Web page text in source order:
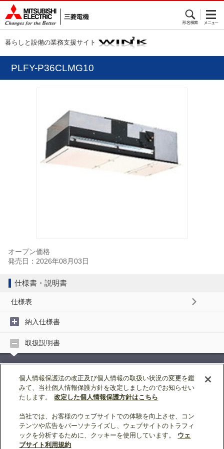
暮らしと設備の業務支援サイト
PLFY-P36CLMG10
オープン価格
発売日：2026年08月03日
仕様書・説明書
仕様表
納入仕様書
取扱説明書
据付工事説明書
ページトップへ戻る
表示モード：
個人情報保護法の改正及び個人情報の取扱い状況の変更を鑑
みて、当社個人情報保護方針を改定しましたのでお知らせい
たします。
改定した個人情報保護方針はこちら
当社では、お客様のウェブサイトでの体験を向上させ、コン
テンツや広告をパーソナライズし、ウェブサイトのトラフィ
ックを分析するために、クッキーを使用しています。
ウェ
ブサイト利用規約